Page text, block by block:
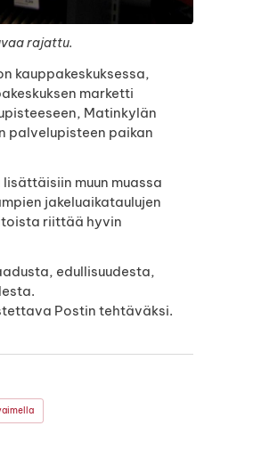
rajattu.
kauppakeskuksessa,
marketti
Matinkylän
palvelupisteen paikan
muun muassa
jakeluaikataulujen
riittää hyvin
edullisuudesta,
Postin tehtäväksi.